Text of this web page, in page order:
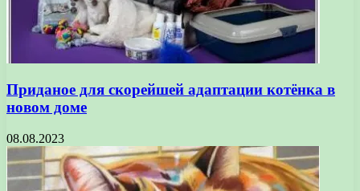
Приданое для скорейшей адаптации котёнка в
новом доме
08.08.2023